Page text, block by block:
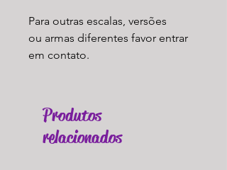
Para outras escalas, versões
ou armas diferentes favor entrar
em contato.
Produtos
relacionados